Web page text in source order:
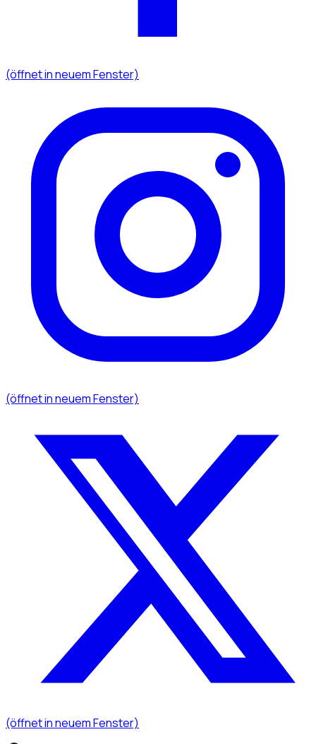
(öffnet in neuem Fenster)
(öffnet in neuem Fenster)
(öffnet in neuem Fenster)